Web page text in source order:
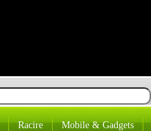
Racire Mobile & Gadgets